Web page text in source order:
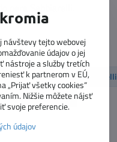
Sabbiarelli.
6 - 10 rokov
Sabbiarelli
pieskom
návštevy tejto webovej
údajov o jej
nástroje a služby tretích
k partnerom v EÚ,
„Prijať všetky cookies“
Nižšie môžete nájsť
svoje preferencie.
údajov